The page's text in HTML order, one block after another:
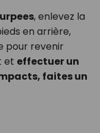
, enlevez la
en arrière,
pour revenir
et effectuer un
faites un